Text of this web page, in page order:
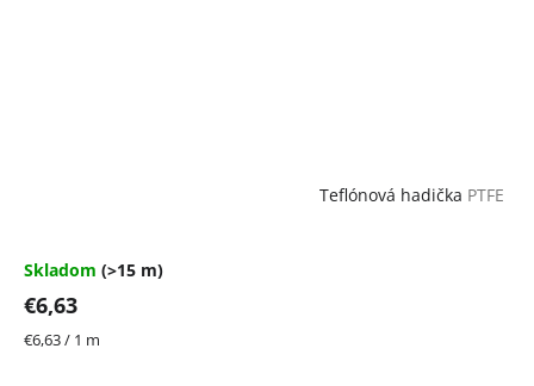
Teflónová hadička PTFE
Skladom (>15 m)
€6,63
Jednotková
€6,63 / 1 m